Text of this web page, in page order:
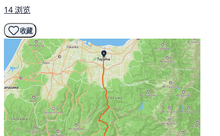
14 浏览
收藏